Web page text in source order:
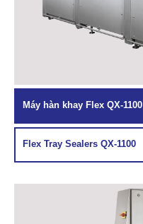
Máy hàn khay Flex QX-1100
Flex Tray Sealers QX-1100